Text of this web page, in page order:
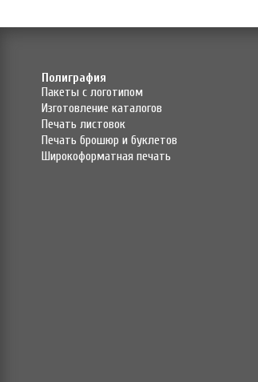
Полиграфия
Пакеты с логотипом
Изготовление каталогов
Печать листовок
Печать брошюр и буклетов
Широкоформатная печать